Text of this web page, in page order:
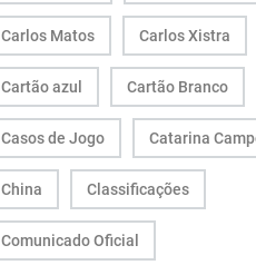
Carlos Matos Carlos Xistra
Cartão azul Cartão Branco
Casos de Jogo Catarina
China Classificações
Comunicado Oficial